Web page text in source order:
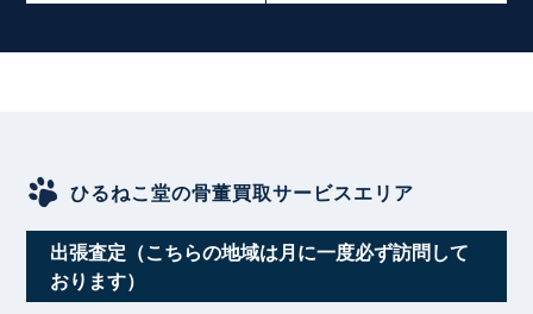
ひるねこ堂の骨董買取サービスエリア
出張査定（こちらの地域は月に一度必ず訪問して
おります）